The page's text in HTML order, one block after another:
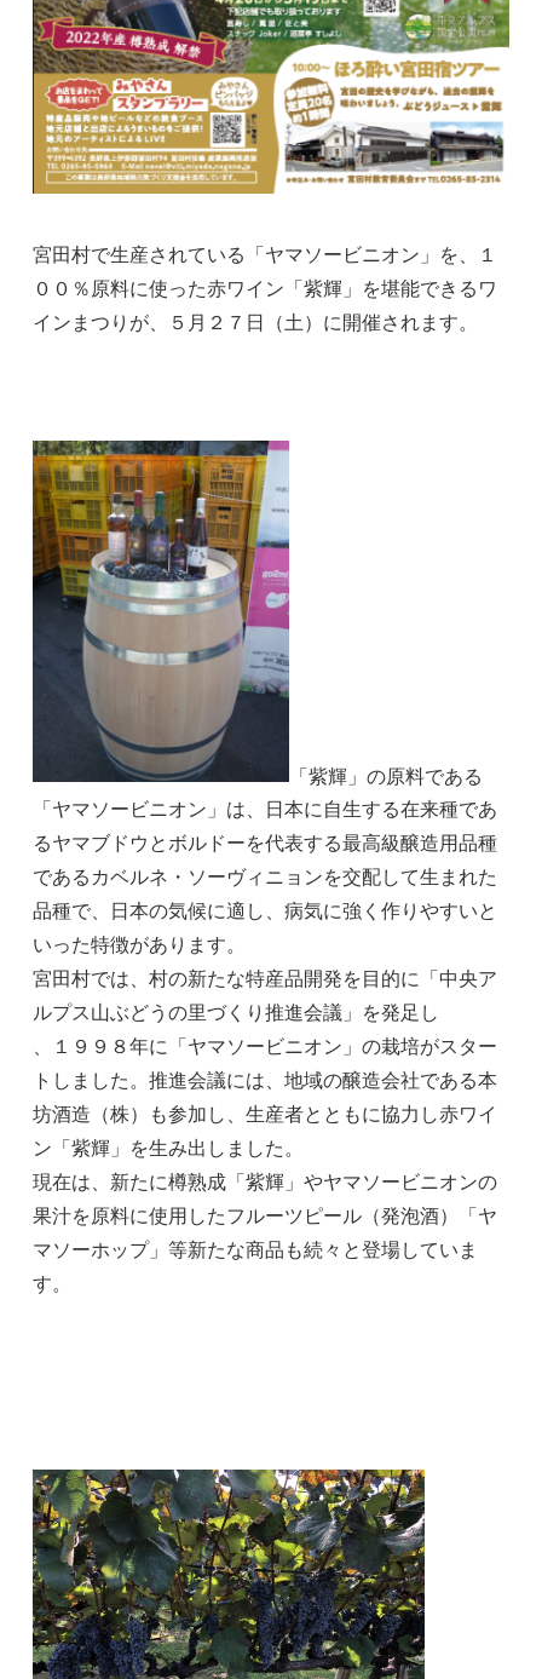
宮田村で生産されている「ヤマソービニオン」を、１
００％原料に使った赤ワイン「紫輝」を堪能できるワ
インまつりが、５月２７日（土）に開催されます。
「紫輝」の原料である
「ヤマソービニオン」は、日本に自生する在来種であ
るヤマブドウとボルドーを代表する最高級醸造用品種
であるカベルネ・ソーヴィニョンを交配して生まれた
品種で、日本の気候に適し、病気に強く作りやすいと
いった特徴があります。
宮田村では、村の新たな特産品開発を目的に「中央ア
ルプス山ぶどうの里づくり推進会議」を発足し
、１９９８年に「ヤマソービニオン」の栽培がスター
トしました。推進会議には、地域の醸造会社である本
坊酒造（株）も参加し、生産者とともに協力し赤ワイ
ン「紫輝」を生み出しました。
現在は、新たに樽熟成「紫輝」やヤマソービニオンの
果汁を原料に使用したフルーツピール（発泡酒）「ヤ
マソーホップ」等新たな商品も続々と登場していま
す。